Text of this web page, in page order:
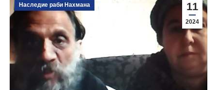
11
2024
Наследие раби Нахмана